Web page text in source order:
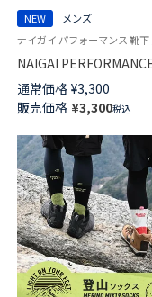
NEW
メンズ
ナイガイ パフォーマンス 靴下
NAIGAI
5本指 アーチフィットサ
クルー丈 ソックス メンズ
02332220
通常価格 ¥3,300
販売価格 ¥3,300税込